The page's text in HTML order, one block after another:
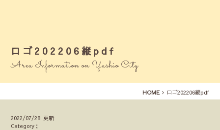
ロゴ202206縦pdf
Area Information on Yashio City
HOME ロゴ202206縦pdf
2022/07/28 更新
Category；